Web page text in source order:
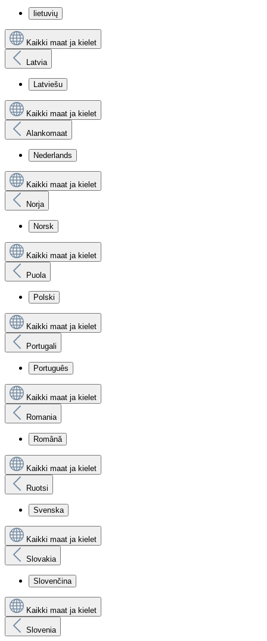
lietuvių
Kaikki maat ja kielet
Latvia
Latviešu
Kaikki maat ja kielet
Alankomaat
Nederlands
Kaikki maat ja kielet
Norja
Norsk
Kaikki maat ja kielet
Puola
Polski
Kaikki maat ja kielet
Portugali
Português
Kaikki maat ja kielet
Romania
Română
Kaikki maat ja kielet
Ruotsi
Svenska
Kaikki maat ja kielet
Slovakia
Slovenčina
Kaikki maat ja kielet
Slovenia